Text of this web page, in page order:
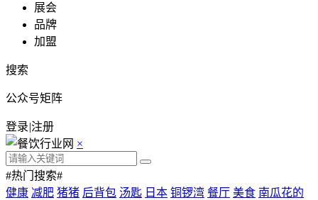
展会
品牌
加盟
搜索
公众号矩阵
登录|注册
×
#热门搜索#
健康 减肥 猪猪 后背包 汤匙 日本 铜锣湾 餐厅 美食 南瓜花的